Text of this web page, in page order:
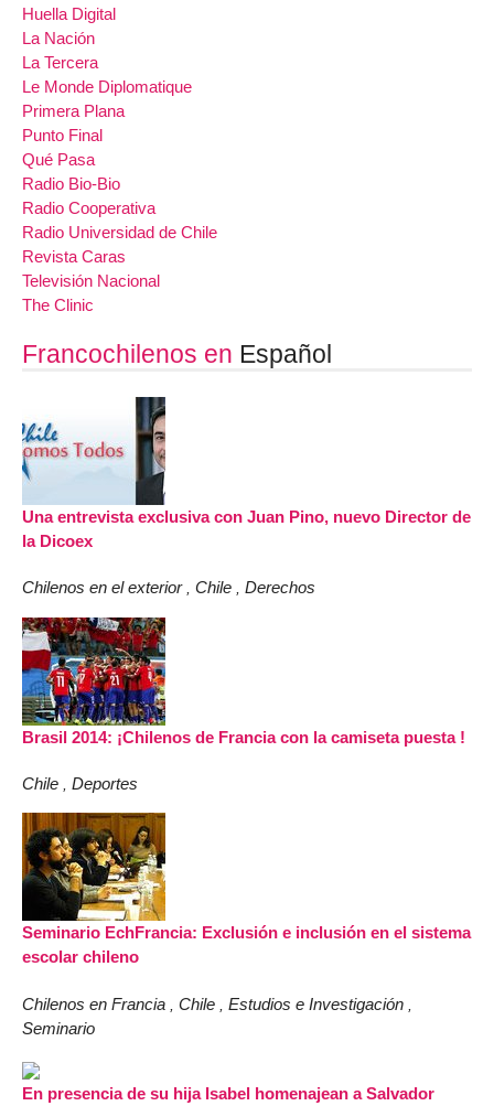
Huella Digital
La Nación
La Tercera
Le Monde Diplomatique
Primera Plana
Punto Final
Qué Pasa
Radio Bio-Bio
Radio Cooperativa
Radio Universidad de Chile
Revista Caras
Televisión Nacional
The Clinic
Francochilenos en Español
Una entrevista exclusiva con Juan Pino, nuevo Director de
la Dicoex
Chilenos en el exterior , Chile , Derechos
Brasil 2014: ¡Chilenos de Francia con la camiseta puesta !
Chile , Deportes
Seminario EchFrancia: Exclusión e inclusión en el sistema
escolar chileno
Chilenos en Francia Chile Estudios e Investigación
Seminario
En presencia de su hija Isabel homenajean a Salvador